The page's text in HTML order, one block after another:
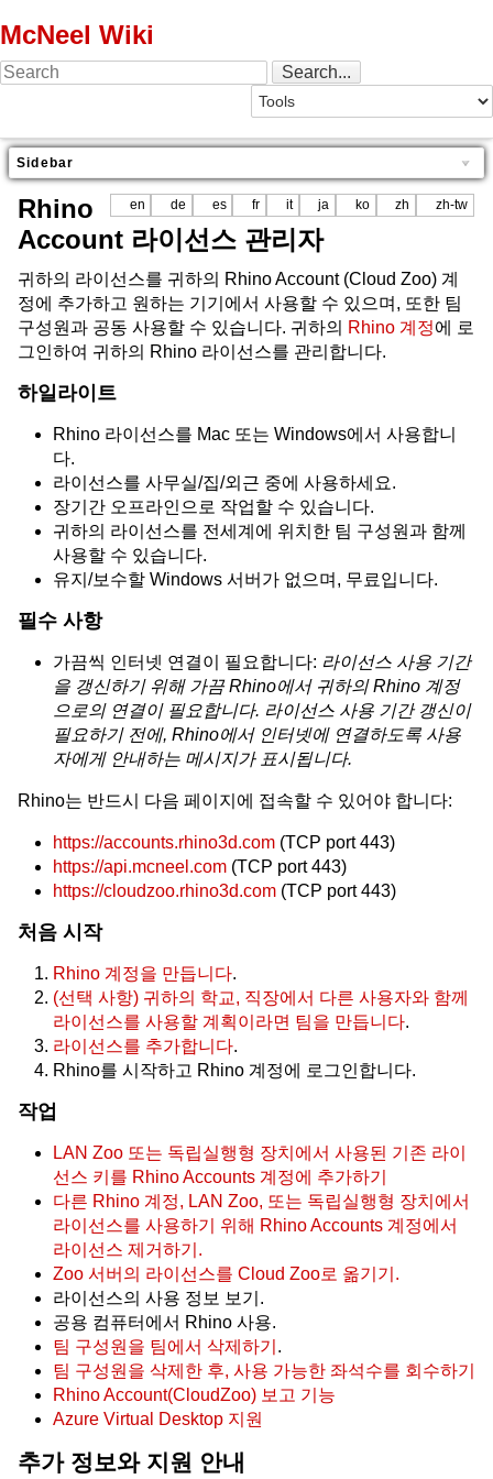
McNeel Wiki
Sidebar
en de es fr it ja ko zh zh-tw
Rhino
Account 라이선스 관리자
귀하의 라이선스를 귀하의 Rhino Account (Cloud Zoo) 계
정에 추가하고 원하는 기기에서 사용할 수 있으며, 또한 팀
구성원과 공동 사용할 수 있습니다. 귀하의 Rhino 계정에 로
그인하여 귀하의 Rhino 라이선스를 관리합니다.
하일라이트
Rhino 라이선스를 Mac 또는 Windows에서 사용합니
다.
라이선스를 사무실/집/외근 중에 사용하세요.
장기간 오프라인으로 작업할 수 있습니다.
귀하의 라이선스를 전세계에 위치한 팀 구성원과 함께
사용할 수 있습니다.
유지/보수할 Windows 서버가 없으며, 무료입니다.
필수 사항
가끔씩 인터넷 연결이 필요합니다: 라이선스 사용 기간
을 갱신하기 위해 가끔 Rhino에서 귀하의 Rhino 계정
으로의 연결이 필요합니다. 라이선스 사용 기간 갱신이
필요하기 전에, Rhino에서 인터넷에 연결하도록 사용
자에게 안내하는 메시지가 표시됩니다.
Rhino는 반드시 다음 페이지에 접속할 수 있어야 합니다:
https://accounts.rhino3d.com (TCP port 443)
https://api.mcneel.com (TCP port 443)
https://cloudzoo.rhino3d.com (TCP port 443)
처음 시작
Rhino 계정을 만듭니다.
(선택 사항) 귀하의 학교, 직장에서 다른 사용자와 함께
라이선스를 사용할 계획이라면 팀을 만듭니다.
라이선스를 추가합니다.
Rhino를 시작하고 Rhino 계정에 로그인합니다.
작업
LAN Zoo 또는 독립실행형 장치에서 사용된 기존 라이
선스 키를 Rhino Accounts 계정에 추가하기
다른 Rhino 계정, LAN Zoo, 또는 독립실행형 장치에서
라이선스를 사용하기 위해 Rhino Accounts 계정에서
라이선스 제거하기.
Zoo 서버의 라이선스를 Cloud Zoo로 옮기기.
라이선스의 사용 정보 보기.
공용 컴퓨터에서 Rhino 사용.
팀 구성원을 팀에서 삭제하기 .
팀 구성원을 삭제한 후, 사용 가능한 좌석수를 회수하기
Rhino Account(CloudZoo) 보고 기능
Azure Virtual Desktop 지원
추가 정보와 지원 안내